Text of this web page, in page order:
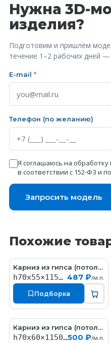
Нужна 3D-
изделия?
Подготовим и пришлём
течение 1–2 рабочих дней
E-mail *
Телефон (по желанию)
Я соглашаюсь на
в соответствии с 152-ФЗ и
Запросить модель
Похожие
KT058Карниз из гипса (потолочный плинтус) (h70x55мм)
h70x55×1150мм 487 ₽/м.п.
Подборка
КT327Карниз из гипса (потолочный плинтус) (h70x60мм)
h70x60×1150мм500 ₽/м.п.